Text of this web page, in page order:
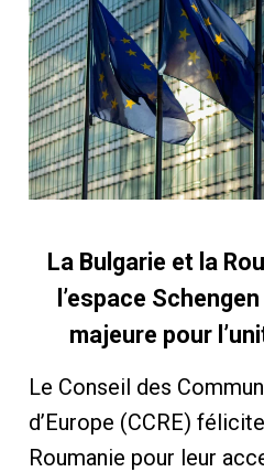
La Bulgarie et la
l’espace
majeure pour
Le Conseil des
d’Europe (CCRE)
Roumanie pour leur